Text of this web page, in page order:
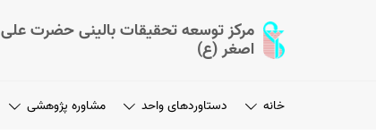
مرکز توسعه تحقیقات بالینی حضرت علی
اصغر (ع)
خانه دستاوردهای واحد مشاوره پژوهشی